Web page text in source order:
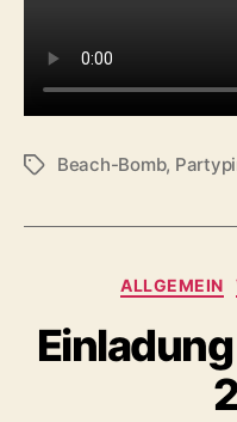
Schlagwörter
Beach-Bomb,
ALLGEMEIN